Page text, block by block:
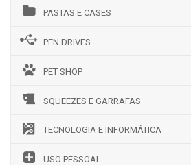
PASTAS E CASES
PEN DRIVES
PET SHOP
SQUEEZES E GARRAFAS
TECNOLOGIA E INFORMÁTICA
USO PESSOAL